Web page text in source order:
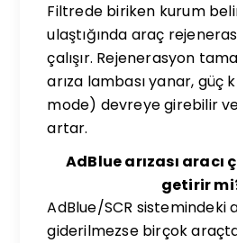
Filtrede biriken kurum
ulaştığında araç
çalışır. Rejenerasyon
arıza lambası yanar, güç
mode) devreye girebilir
artar.
AdBlue arızası aracı
getirir
AdBlue/SCR sistemindeki
giderilmezse birçok